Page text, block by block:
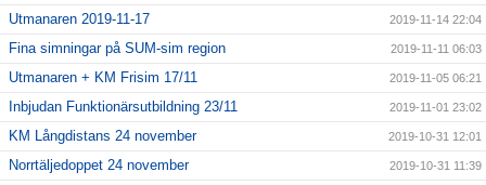
Utmanaren 2019-11-17 2019-11-14 22:04
Fina simningar på SUM-sim region 2019-11-11 06:03
Utmanaren + KM Frisim 17/11 2019-11-05 06:21
Inbjudan Funktionärsutbildning 23/11 2019-11-01 23:02
KM Långdistans 24 november 2019-10-31 12:01
Norrtäljedoppet 24 november 2019-10-31 11:39